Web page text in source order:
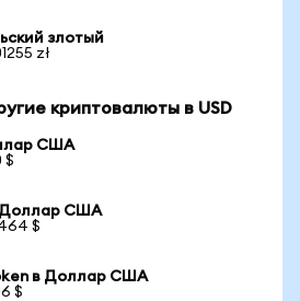
злотый
zł
криптовалюты в USD
США
$
Доллар США
$
в Доллар США
$